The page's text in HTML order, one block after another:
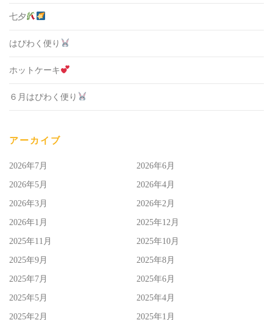
七夕
はぴわく便り
ホットケーキ
６月はぴわく便り
アーカイブ
2026年7月 2026年6月
2026年5月 2026年4月
2026年3月 2026年2月
2026年1月 2025年12月
2025年11月 2025年10月
2025年9月 2025年8月
2025年7月 2025年6月
2025年5月 2025年4月
2025年2月 2025年1月